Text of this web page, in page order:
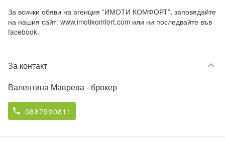
За всички обяви на агенция ”ИМОТИ КОМФОРТ”, заповядайте
на нашия сайт: www.imotikomfort.com или ни последвайте във
facebook.
За контакт keyboard_arrow_down
Валентина Маврева- брокер
phone 0887990811